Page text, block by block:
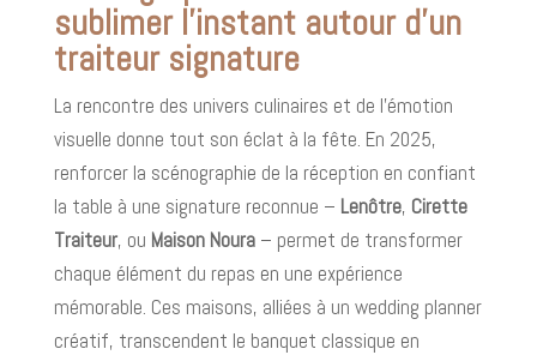
sublimer l’instant autour d’un
traiteur signature
La rencontre des univers culinaires et de l’émotion
visuelle donne tout son éclat à la fête. En 2025,
renforcer la scénographie de la réception en confiant
la table à une signature reconnue – Lenôtre, Cirette
Traiteur, ou Maison Noura– permet de transformer
chaque élément du repas en une expérience
mémorable. Ces maisons, alliées à un wedding planner
créatif, transcendent le banquet classique en